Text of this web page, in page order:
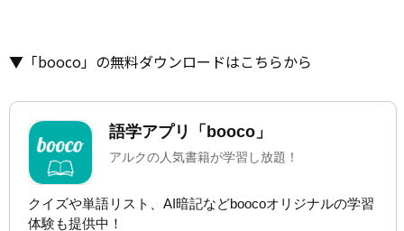
▼「booco」の無料ダウンロードはこちらから